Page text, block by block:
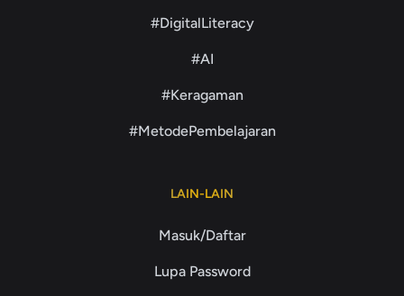
#DigitalLiteracy
#AI
#Keragaman
#MetodePembelajaran
LAIN-LAIN
Masuk/Daftar
Lupa Password